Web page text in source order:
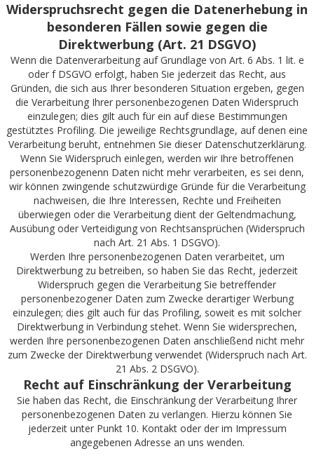
Widerspruchsrecht gegen die Datenerhebung in
besonderen Fällen sowie gegen die
Direktwerbung (Art. 21 DSGVO)
Wenn die Datenverarbeitung auf Grundlage von Art. 6 Abs. 1 lit. e
oder f DSGVO erfolgt, haben Sie jederzeit das Recht, aus
Gründen, die sich aus Ihrer besonderen Situation ergeben, gegen
die Verarbeitung Ihrer personenbezogenen Daten Widerspruch
einzulegen; dies gilt auch für ein auf diese Bestimmungen
gestütztes Profiling. Die jeweilige Rechtsgrundlage, auf denen eine
Verarbeitung beruht, entnehmen Sie dieser Datenschutzerklärung.
Wenn Sie Widerspruch einlegen, werden wir Ihre betroffenen
personenbezogenenn Daten nicht mehr verarbeiten, es sei denn,
wir können zwingende schutzwürdige Gründe für die Verarbeitung
nachweisen, die Ihre Interessen, Rechte und Freiheiten
überwiegen oder die Verarbeitung dient der Geltendmachung,
Ausübung oder Verteidigung von Rechtsansprüchen (Widerspruch
nach Art. 21 Abs. 1 DSGVO).
Werden Ihre personenbezogenen Daten verarbeitet, um
Direktwerbung zu betreiben, so haben Sie das Recht, jederzeit
Widerspruch gegen die Verarbeitung Sie betreffender
personenbezogener Daten zum Zwecke derartiger Werbung
einzulegen; dies gilt auch für das Profiling, soweit es mit solcher
Direktwerbung in Verbindung stehet. Wenn Sie widersprechen,
werden Ihre personenbezogenen Daten anschließend nicht mehr
zum Zwecke der Direktwerbung verwendet (Widerspruch nach Art.
21 Abs. 2 DSGVO).
Recht auf Einschränkung der Verarbeitung
Sie haben das Recht, die Einschränkung der Verarbeitung Ihrer
personenbezogenen Daten zu verlangen. Hierzu können Sie
jederzeit unter Punkt 10. Kontakt oder der im Impressum
angegebenen Adresse an uns wenden.